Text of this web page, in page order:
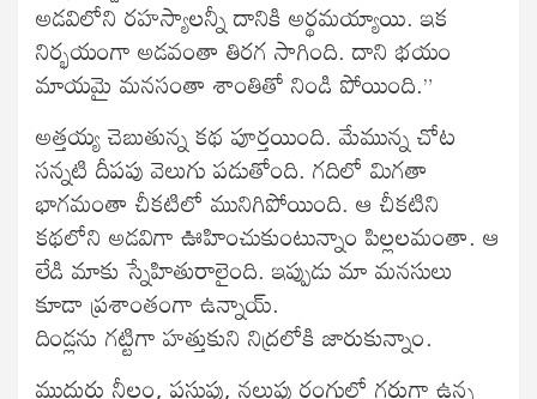
అడవిలోని రహస్యాలన్నీ దానికి అర్థమయ్యాయి. ఇక
నిర్భయంగా అడవంతా తిరగ సాగింది. దాని భయం
మాయమై మనసంతా శాంతితో నిండి పోయింది.”
అత్తయ్య చెబుతున్న కథ పూర్తయింది. మేమున్న చోట
సన్నటి దీపపు వెలుగు పడుతోంది. గదిలో మిగతా
భాగమంతా చీకటిలో మునిగిపోయింది. ఆ చీకటిని
కథలోని అడవిగా ఊహించుకుంటున్నాం పిల్లలమంతా. ఆ
లేడి మాకు స్నేహితురాలైంది. ఇప్పుడు మా మనసులు
కూడా ప్రశాంతంగా ఉన్నాయ్.
దిండ్లను గట్టిగా హత్తుకుని నిద్రలోకి జారుకున్నాం.
ముదురు నీలం, పసుపు, నలుపు రంగుల్లో గరుగ్గా ఉన్న